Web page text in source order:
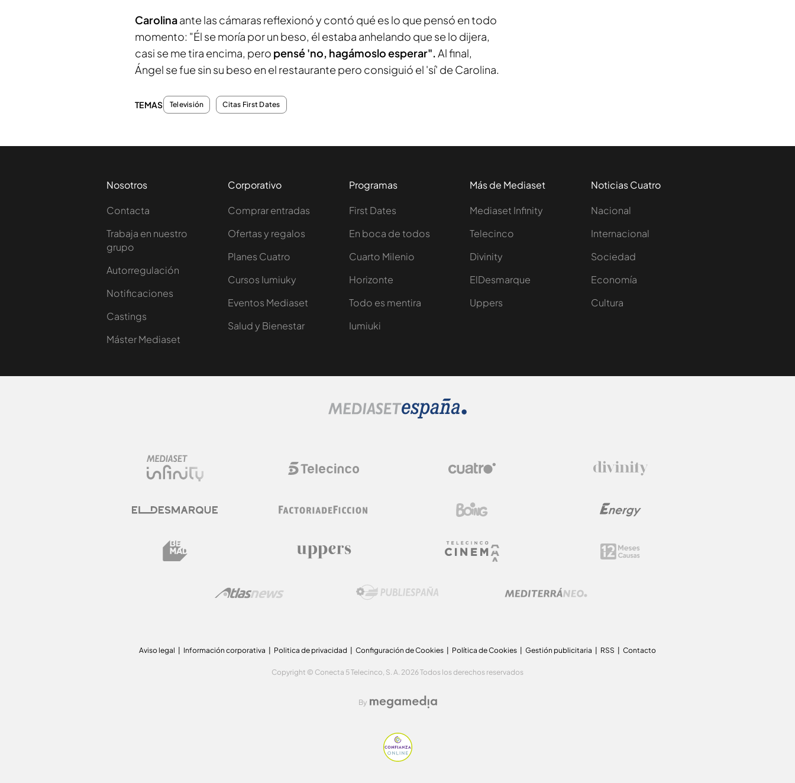
Carolinaante las cámaras reflexionó y contó qué es lo que pensó en todo
momento: "Él se moría por un beso, él estaba anhelando que se lo dijera,
casi se me tira encima, pero pensé 'no, hagámoslo esperar".Al final,
Ángel se fue sin su beso en el restaurante pero consiguió el 'sí' de Carolina.
TEMAS Televisión Citas First Dates
Nosotros
Contacta
Trabaja en nuestro
grupo
Autorregulación
Notificaciones
Castings
Máster Mediaset
Corporativo
Comprar entradas
Ofertas y regalos
Planes Cuatro
Cursos Iumiuky
Eventos Mediaset
Salud y Bienestar
Programas
First Dates
En boca de todos
Cuarto Milenio
Horizonte
Todo es mentira
Iumiuki
Más de Mediaset
Mediaset Infinity
Telecinco
Divinity
ElDesmarque
Uppers
Noticias Cuatro
Nacional
Internacional
Sociedad
Economía
Cultura
Aviso legal Información corporativa Politica de privacidad Configuración de Cookies Política de Cookies Gestión publicitaria RSS Contacto
Copyright © Conecta 5 Telecinco, S. A. 2026 Todos los derechos reservados
By